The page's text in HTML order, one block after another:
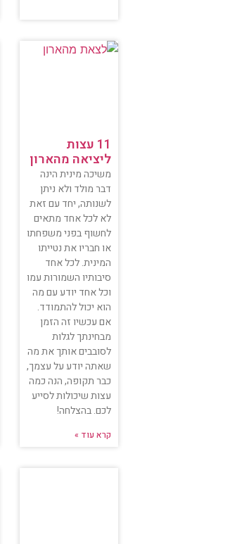
11 עצות
ליציאה מהארון
משיכה מינית הינה
דבר מולד ולא ניתן
לשנותה, יחד עם זאת
לא לכל אחד מתאים
לחשוף בפני משפחתו
או חבריו את נטייתו
המינית. לכל אחד
סיבותיו השמורות עמו
וכל אחד יודע עם מה
הוא יכול להתמודד.
אם עכשיו זה הזמן
מבחינתך לגלות
לסובבים אותך את מה
שאתה יודע על עצמך,
כבר תקופה, הנה כמה
עצות שיכולות לסייע
לכם. בהצלחה!
קרא עוד »